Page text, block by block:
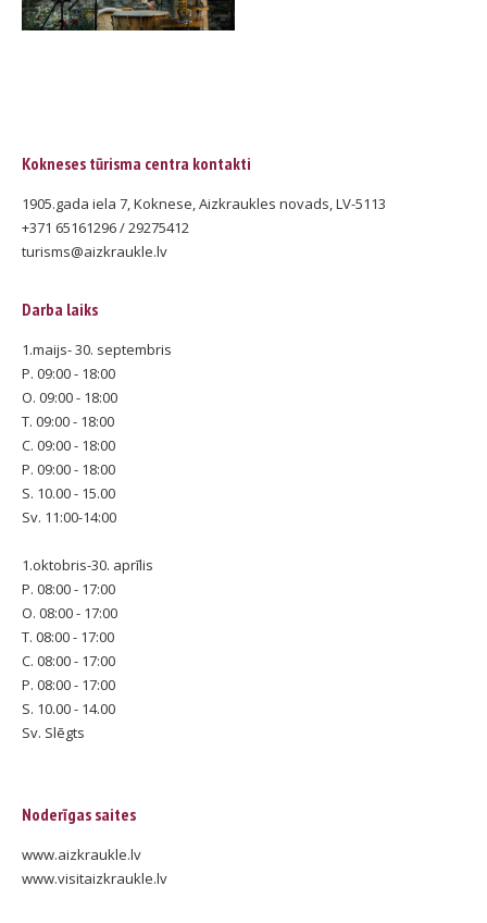
Kokneses tūrisma centra kontakti
1905.gada iela 7, Koknese, Aizkraukles novads, LV-5113
+371 65161296 / 29275412
turisms@aizkraukle.lv
Darba laiks
1.maijs- 30. septembris
P. 09:00 - 18:00
O. 09:00 - 18:00
T. 09:00 - 18:00
C. 09:00 - 18:00
P. 09:00 - 18:00
S. 10.00 - 15.00
Sv. 11:00-14:00
1.oktobris-30. aprīlis
P. 08:00 - 17:00
O. 08:00 - 17:00
T. 08:00 - 17:00
C. 08:00 - 17:00
P. 08:00 - 17:00
S. 10.00 - 14.00
Sv. Slēgts
Noderīgas saites
www.aizkraukle.lv
www.visitaizkraukle.lv